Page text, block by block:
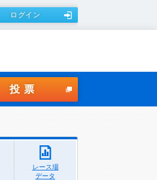
ログイン
投票
レース場
データ